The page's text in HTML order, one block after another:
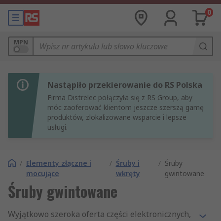
0
MPN
Nastąpiło przekierowanie do RS Polska
Firma Distrelec połączyła się z RS Group, aby
móc zaoferować klientom jeszcze szerszą gamę
produktów, zlokalizowane wsparcie i lepsze
usługi.
/ Elementy złączne i
mocujące
/ Śruby i
wkręty
/ Śruby
gwintowane
Śruby gwintowane
Wyjątkowo szeroka oferta części elektronicznych,